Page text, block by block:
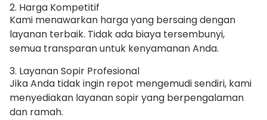
2. Harga Kompetitif
Kami menawarkan harga yang bersaing dengan
layanan terbaik. Tidak ada biaya tersembunyi,
semua transparan untuk kenyamanan Anda.
3. Layanan Sopir Profesional
Jika Anda tidak ingin repot mengemudi sendiri, kami
menyediakan layanan sopir yang berpengalaman
dan ramah.